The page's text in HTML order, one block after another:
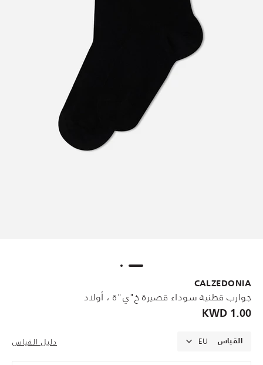
CALZEDONIA
جوارب قطنية سوداء قصيرة خ"ي"ة ، أولاد
1.00 KWD
القياس EU دليل القياس